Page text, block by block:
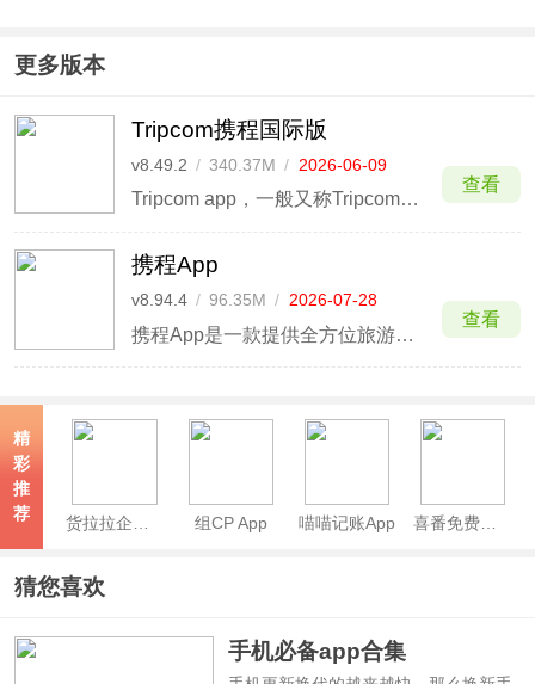
更多版本
Tripcom携程国际版
v8.49.2 / 340.37M / 2026-06-09
Tripcom app，一般又称Tripcom携程国际版，这是携程旅行网集团官方面向海外用户打造的一站式国际旅游服务软件，Tripcom软件在200多个国家和地区连接超过120万间酒店，拥有广泛强大的酒店网络，能够为客人提供不同的住宿选择，用户在携程Tripcom app中
查看
携程App
v8.94.4 / 96.35M / 2026-07-28
携程App是一款提供全方位旅游服务的出行应用，用户可以通过它轻松预订酒店、机票、火车票、汽车票、景点门票、用车服务，选择跟团游、自由行、自驾游、邮轮及度假产品，并查阅丰富的旅游攻略，让出行安排更省心。
查看
精
彩
推
荐
组CP App 喵喵记账App
猜您喜欢
手机必备app合集